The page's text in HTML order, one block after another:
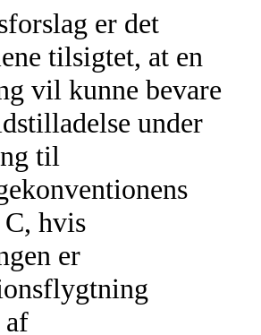
er det
tilsigtet, at en
vil kunne bevare
under
til
hvis
er
af